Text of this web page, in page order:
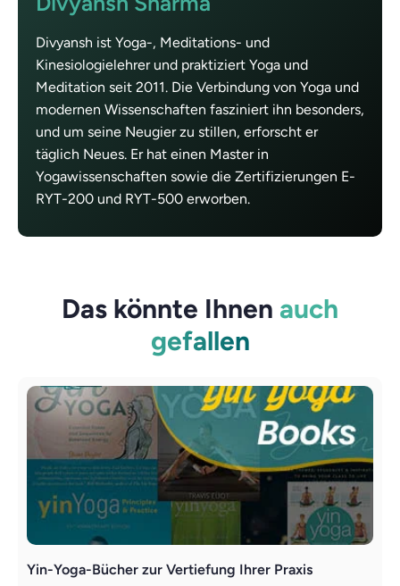
Divyansh ist Yoga-, Meditations- und
Kinesiologielehrer und praktiziert Yoga und
Meditation seit 2011. Die Verbindung von Yoga und
modernen Wissenschaften fasziniert ihn besonders,
und um seine Neugier zu stillen, erforscht er
täglich Neues. Er hat einen Master in
Yogawissenschaften sowie die Zertifizierungen E-
RYT-200 und RYT-500 erworben.
Das könnte Ihnen auch
gefallen
Yin-Yoga-Bücher zur Vertiefung Ihrer Praxis